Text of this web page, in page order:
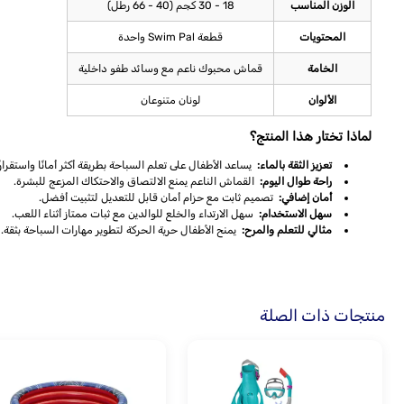
الوزن المناسب 18 - 30 كجم (40 - 66 رطل)
المحتويات قطعة Swim Pal واحدة
الخامة قماش محبوك ناعم مع وسائد طفو داخلية
الألوان لونان متنوعان
لماذا تختار هذا المنتج؟
تعزيز الثقة بالماء: يساعد الأطفال على تعلم السباحة بطريقة أكثر أمانًا
راحة طوال اليوم:
القماش الناعم يمنع الالتصاق والاحتكاك المزعج للبشرة.
أمان إضافي: تصميم ثابت مع حزام أمان قابل للتعديل لتثبيت أفضل.
سهل الاستخدام: سهل الارتداء والخلع للوالدين مع ثبات ممتاز أثناء اللعب.
مثالي للتعلم والمرح: يمنح الأطفال حرية الحركة لتطوير مهارات السباحة بثقة.
منتجات ذات الصلة